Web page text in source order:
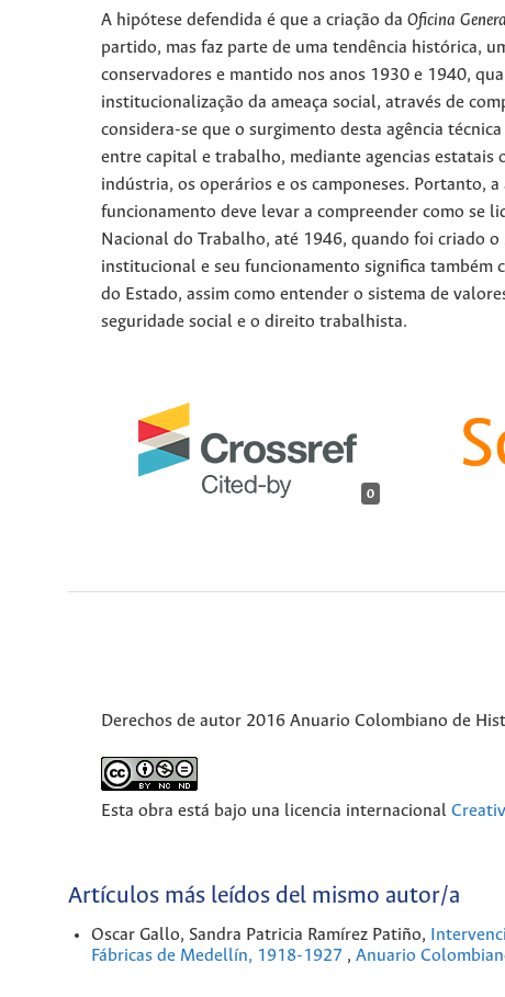
A hipótese defendida é que a criação da Oficina
partido, mas faz parte de uma tendência histórica,
conservadores e mantido nos anos 1930 e 1940,
institucionalização da ameaça social, através de
considera-se que o surgimento desta agência
entre capital e trabalho, mediante agencias estatais
indústria, os operários e os camponeses. Portanto,
funcionamento deve levar a compreender como se
Nacional do Trabalho, até 1946, quando foi criado
institucional e seu funcionamento significa também
do Estado, assim como entender o sistema de
seguridade social e o direito trabalhista.
0
Derechos de autor 2016 Anuario Colombiano de
Esta obra está bajo una licencia internacional
Artículos más leídos del mismo autor/a
Oscar Gallo, Sandra Patricia Ramírez Patiño,
Fábricas de Medellín, 1918-1927 , Anuario